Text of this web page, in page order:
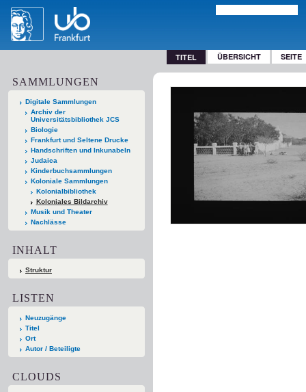
TITEL ÜBERSICHT SEITE
SAMMLUNGEN
Digitale Sammlungen
Archiv der
Universitätsbibliothek JCS
Biologie
Frankfurt und Seltene Drucke
Handschriften und Inkunabeln
Judaica
Kinderbuchsammlungen
Koloniale Sammlungen
Kolonialbibliothek
Koloniales Bildarchiv
Musik und Theater
Nachlässe
INHALT
Struktur
LISTEN
Neuzugänge
Titel
Ort
Autor / Beteiligte
CLOUDS